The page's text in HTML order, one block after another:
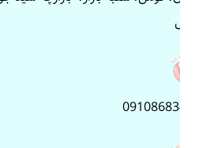
پلاس
09108683499